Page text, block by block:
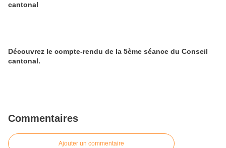
cantonal
Découvrez le compte-rendu de la 5ème séance du Conseil
cantonal.
Commentaires
Ajouter un commentaire